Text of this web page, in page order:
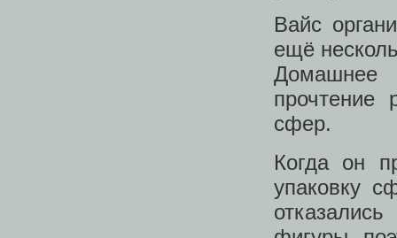
Вайс
ещё
Домашнее
прочтение
сфер.
Когда он
упаковку